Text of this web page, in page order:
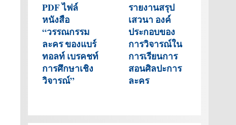
PDF ไฟล์
หนังสือ
“วรรณกรรม
ละคร ของแบร์
ทอลท์ เบรคชท์
การศึกษาเชิง
วิจารณ์”
รายงานสรุป
เสวนา องค์
ประกอบของ
การวิจารณ์ใน
การเรียนการ
สอนศิลปะการ
ละคร